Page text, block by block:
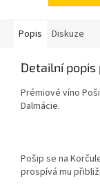
Popis Diskuze
Detailní popis
Prémiové víno
Dalmácie.
Pošip se na
prospívá mu